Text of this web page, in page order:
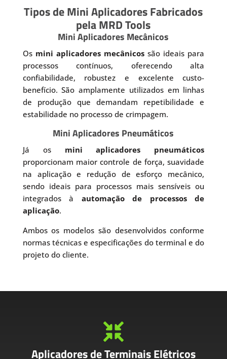
Tipos de Mini Aplicadores Fabricados
pela MRD Tools
Mini Aplicadores Mecânicos
Os mini aplicadores mecânicos são ideais para
processos contínuos, oferecendo alta
confiabilidade, robustez e excelente custo-
benefício. São amplamente utilizados em linhas
de produção que demandam repetibilidade e
estabilidade no processo de crimpagem.
Mini Aplicadores Pneumáticos
Já os mini aplicadores pneumáticos
proporcionam maior controle de força, suavidade
na aplicação e redução de esforço mecânico,
sendo ideais para processos mais sensíveis ou
integrados à automação de processos de
aplicação.
Ambos os modelos são desenvolvidos conforme
normas técnicas e especificações do terminal e do
projeto do cliente.

Aplicadores de Terminais Elétricos